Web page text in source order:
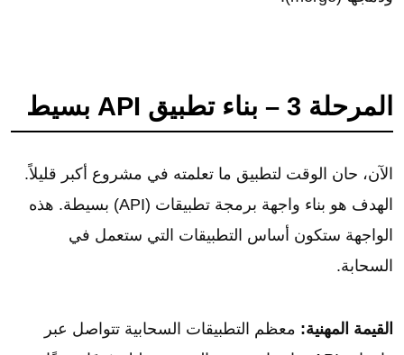
المرحلة 3 – بناء تطبيق API بسيط
الآن، حان الوقت لتطبيق ما تعلمته في مشروع أكبر قليلاً.
الهدف هو بناء واجهة برمجة تطبيقات (API) بسيطة. هذه
الواجهة ستكون أساس التطبيقات التي ستعمل في
السحابة.
القيمة المهنية: معظم التطبيقات السحابية تتواصل عبر